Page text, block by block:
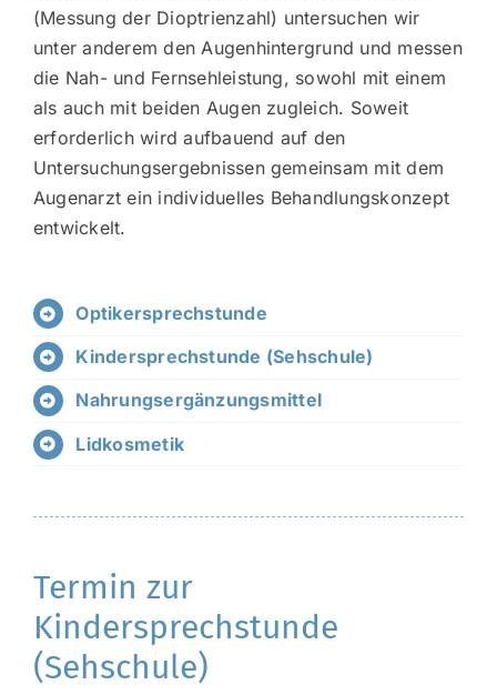
(Messung der Dioptrienzahl) untersuchen wir
unter anderem den Augenhintergrund und messen
die Nah- und Fernsehleistung, sowohl mit einem
als auch mit beiden Augen zugleich. Soweit
erforderlich wird aufbauend auf den
Untersuchungsergebnissen gemeinsam mit dem
Augenarzt ein individuelles Behandlungskonzept
entwickelt.
Optikersprechstunde
Kindersprechstunde (Sehschule)
Nahrungsergänzungsmittel
Lidkosmetik
Termin zur
Kindersprechstunde
(Sehschule)